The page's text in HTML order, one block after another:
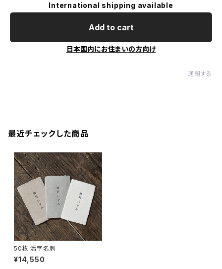
International shipping available
Add to cart
日本国内にお住まいの方向け
通報する
最近チェックした商品
50枚 活字名刺
¥14,550